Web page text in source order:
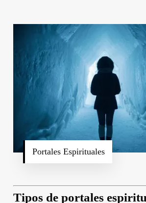
Portales Espirituales
Tipos de portales